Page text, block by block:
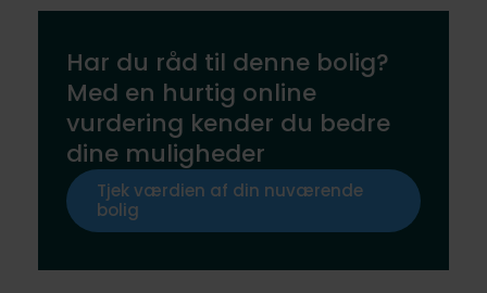
Har du råd til denne bolig?
Med en hurtig online
vurdering kender du bedre
dine muligheder
Tjek værdien af din nuværende
bolig